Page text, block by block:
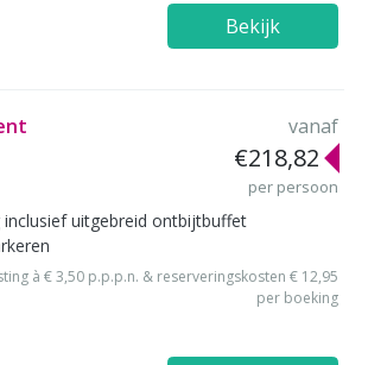
Bekijk
vanaf
€218,82
per persoon
inclusief uitgebreid ontbijtbuffet
à € 3,50 p.p.p.n. & reserveringskosten € 12,95
per boeking